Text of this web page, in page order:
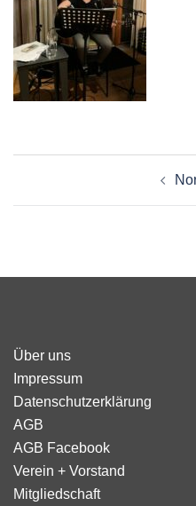
Über uns
Impressum
Datenschutzerklärung
AGB
AGB Facebook
Verein + Vorstand
Mitgliedschaft